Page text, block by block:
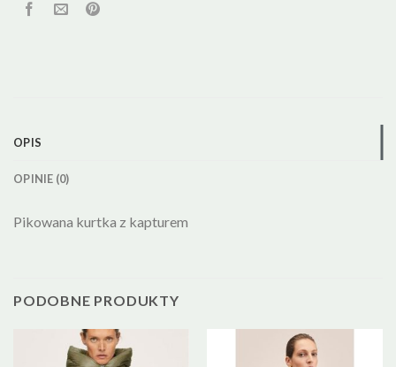
OPIS
OPINIE (0)
Pikowana kurtka z kapturem
PODOBNE PRODUKTY